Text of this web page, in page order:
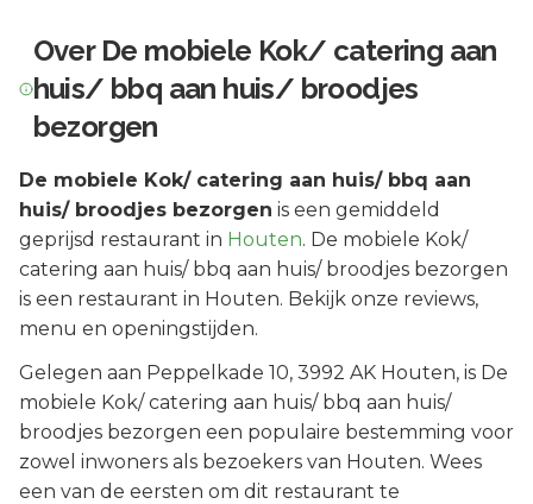
Over De mobiele Kok/ catering aan
huis/ bbq aan huis/ broodjes
bezorgen
De mobiele Kok/ catering aan huis/ bbq aan
huis/ broodjes bezorgen is een gemiddeld
geprijsd restaurant in Houten. De mobiele Kok/
catering aan huis/ bbq aan huis/ broodjes bezorgen
is een restaurant in Houten. Bekijk onze reviews,
menu en openingstijden.
Gelegen aan Peppelkade 10, 3992 AK Houten, is De
mobiele Kok/ catering aan huis/ bbq aan huis/
broodjes bezorgen een populaire bestemming voor
zowel inwoners als bezoekers van Houten. Wees
een van de eersten om dit restaurant te